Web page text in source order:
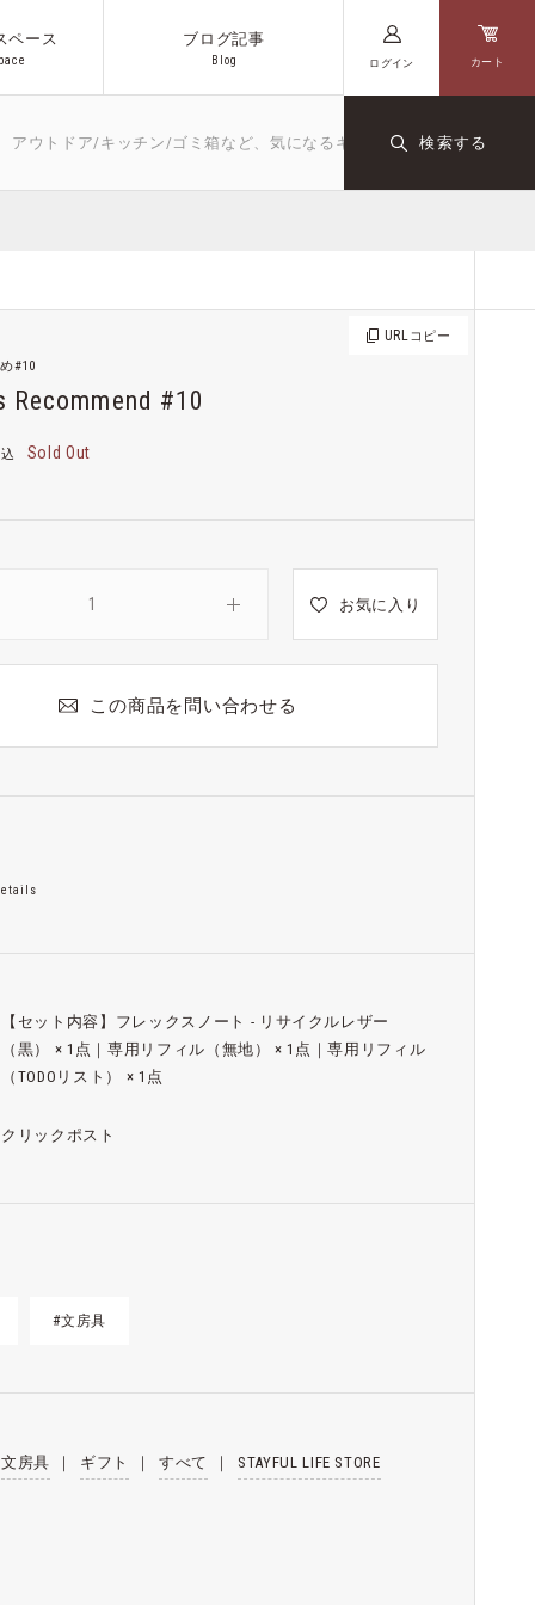
ペース
pace
ブログ記事
B og
ログイン カート
ドア/キッチン/ゴミ箱など、気になるキーワードや商品名を入力してく
検索する
クト オリジナル コーヒー
URL コピー
#10
Recommend #10
Sold Out
お気に入り
この商品を問い合わせる
【セット内容】フレックスノート - リサイクルレザー
（黒） × 1点｜専用リフィル（無地） × 1点｜専用リフィル
（TODOリスト） × 1点
クリックポスト
#文房具
文房具 ｜ ギフト ｜ すべて ｜ STAYFUL LIFE STORE